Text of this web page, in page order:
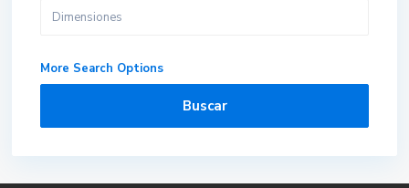
More Search Options
Buscar